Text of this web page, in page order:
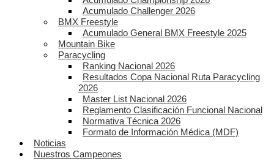
Acumulado Challenger 2026
BMX Freestyle
Acumulado General BMX Freestyle 2025
Mountain Bike
Paracycling
Ranking Nacional 2026
Resultados Copa Nacional Ruta Paracycling
2026
Master List Nacional 2026
Reglamento Clasificación Funcional Nacional
Normativa Técnica 2026
Formato de Información Médica (MDF)
Noticias
Nuestros Campeones